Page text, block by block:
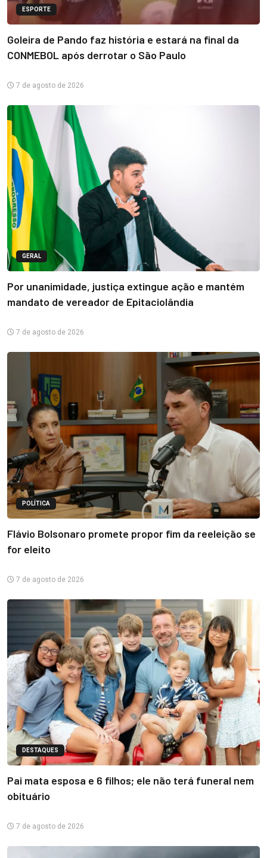
ESPORTE
Goleira de Pando faz história e estará na final da
CONMEBOL após derrotar o São Paulo
7 de agosto de 2026
GERAL
Por unanimidade, justiça extingue ação e mantém
mandato de vereador de Epitaciolândia
7 de agosto de 2026
POLÍTICA
Flávio Bolsonaro promete propor fim da reeleição se
for eleito
7 de agosto de 2026
DESTAQUES
Pai mata esposa e 6 filhos; ele não terá funeral nem
obituário
7 de agosto de 2026